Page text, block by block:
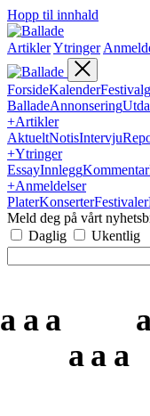
Hopp til innhald
ArtiklerYtringer
ForsideKalender
BalladeAnnonsering
+Artikler
AktueltNotisIntervju
+Ytringer
EssayInnleggKommentar
+Anmeldelser
PlaterKonserterFestivaler
Meld deg på vårt
Daglig
Ukentlig
a a
a a